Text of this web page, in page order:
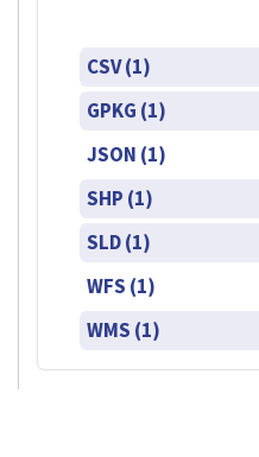
CSV (1)
GPKG (1)
JSON (1)
SHP (1)
SLD (1)
WFS (1)
WMS (1)